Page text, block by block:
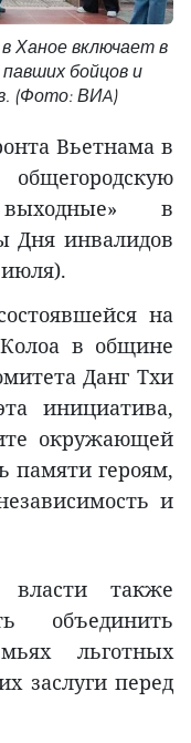
Ханое включает в
бойцов и
(Фото: ВИA)
Вьетнама в
в
Дня инвалидов
на
в общине
Данг Тхи
инициатива,
окружающей
памяти героям,
и
также
объединить
льготных
заслуги перед